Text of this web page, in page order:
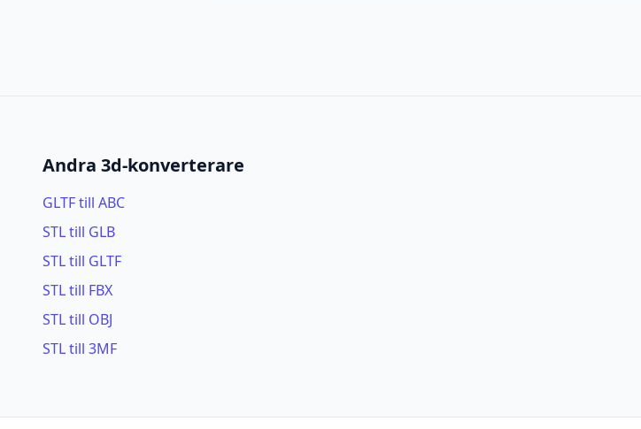
Andra 3d-konverterare
GLTF till ABC
STL till GLB
STL till GLTF
STL till FBX
STL till OBJ
STL till 3MF